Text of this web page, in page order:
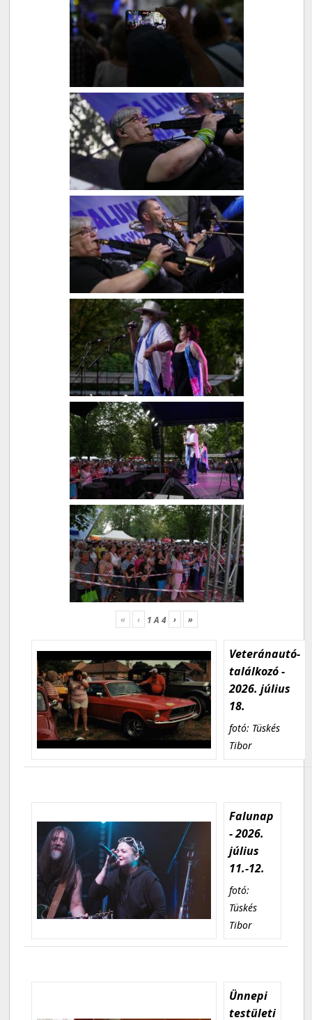
« ‹ 1A 4 › »
Veteránautó-
találkozó -
2026. július
18.
fotó: Tüskés
Tibor
Falunap
- 2026.
július
11.-12.
fotó:
Tüskés
Tibor
Ünnepi
testületi